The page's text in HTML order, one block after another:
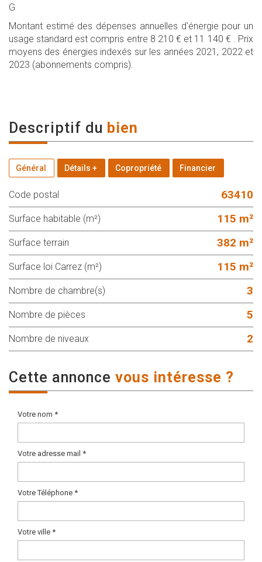
G
Montant estimé des dépenses annuelles d'énergie pour un
usage standard est compris entre 8 210 € et 11 140 € . Prix
moyens des énergies indexés sur les années 2021, 2022 et
2023 (abonnements compris).
descriptif du bien
Général Détails + Copropriété Financier
Code postal 63410
Surface habitable (m²) 115 m²
surface terrain 382 m²
Surface loi Carrez (m²) 115 m²
Nombre de chambre(s) 3
Nombre de pièces 5
Nombre de niveaux 2
cette annonce vous intéresse ?
Votre nom *
Votre adresse mail *
Votre Téléphone *
Votre ville *